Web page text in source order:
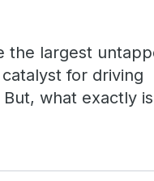
the largest
for driving
what exactly